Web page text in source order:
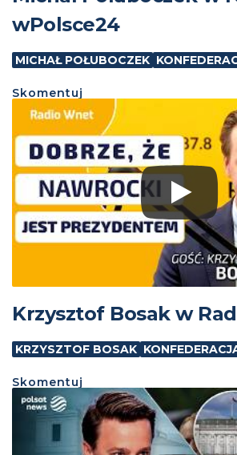
wPolsce24
MICHAŁ POŁUBOCZEK
Skomentuj
Krzysztof Bosak w
KRZYSZTOF BOSAK
Skomentuj